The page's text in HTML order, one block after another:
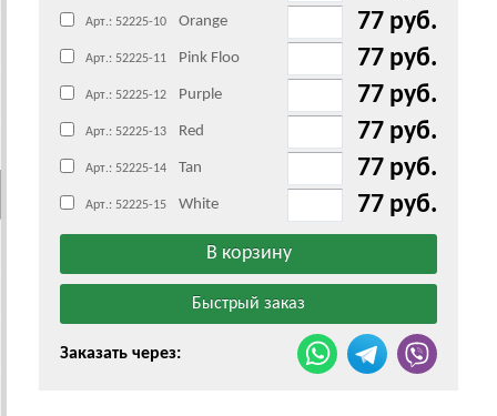
Арт.: 52225-10 Orange 77 руб.
Арт.: 52225-11 Pink Floo 77 руб.
Арт.: 52225-12 Purple 77 руб.
Арт.: 52225-13 Red 77 руб.
Арт.: 52225-14 Tan 77 руб.
Арт.: 52225-15 White 77 руб.
Заказать через: